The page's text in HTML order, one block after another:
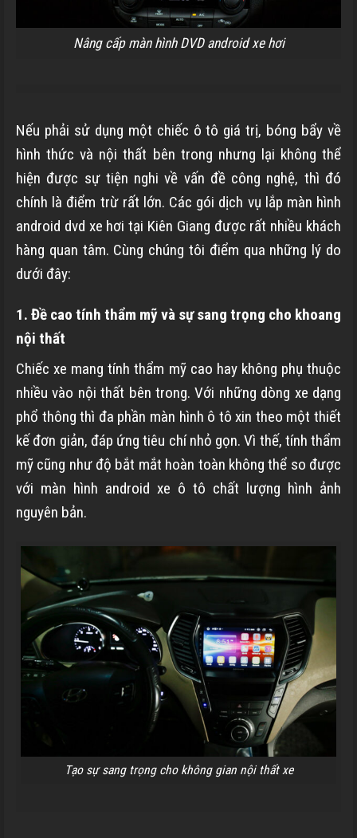
Nâng cấp màn hình DVD android xe hơi
Nếu phải sử dụng một chiếc ô tô giá trị, bóng bẩy về
hình thức và nội thất bên trong nhưng lại không thể
hiện được sự tiện nghi về vấn đề công nghệ, thì đó
chính là điểm trừ rất lớn. Các gói dịch vụ lắp màn hình
android dvd xe hơi tại Kiên Giang được rất nhiều khách
hàng quan tâm. Cùng chúng tôi điểm qua những lý do
dưới đây:
1. Đề cao tính thẩm mỹ và sự sang trọng cho khoang
nội thất
Chiếc xe mang tính thẩm mỹ cao hay không phụ thuộc
nhiều vào nội thất bên trong. Với những dòng xe dạng
phổ thông thì đa phần màn hình ô tô xin theo một thiết
kế đơn giản, đáp ứng tiêu chí nhỏ gọn. Vì thế, tính thẩm
mỹ cũng như độ bắt mắt hoàn toàn không thể so được
với màn hình android xe ô tô chất lượng hình ảnh
nguyên bản.
Tạo sự sang trọng cho không gian nội thất xe